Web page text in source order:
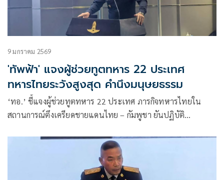
9 มกราคม 2569
'ทัพฟ้า' แจงผู้ช่วยทูตทหาร 22 ประเทศ
ทหารไทยระวังสูงสุด คำนึงมนุษยธรรม
‘ทอ.’ ชี้แจงผู้ช่วยทูตทหาร 22 ประเทศ ภารกิจทหารไทยใน
สถานการณ์ตึงเครียดชายแดนไทย – กัมพูชา ยันปฏิบัติ